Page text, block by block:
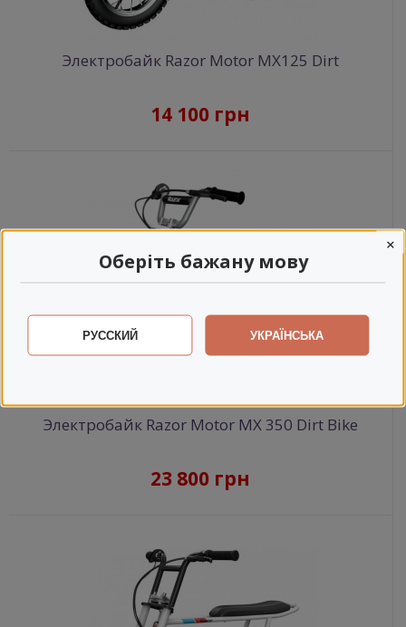
Электробайк Razor Motor MX125 Dirt
14 100 грн
Электробайк Razor Motor MX 350 Dirt Bike
23 800 грн
Оберіть бажану мову
×
РУССКИЙ УКРАЇНСЬКА